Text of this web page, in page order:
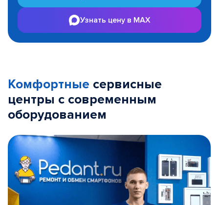
Узнать цену в MAX
Комфортные сервисные
центры с современным
оборудованием